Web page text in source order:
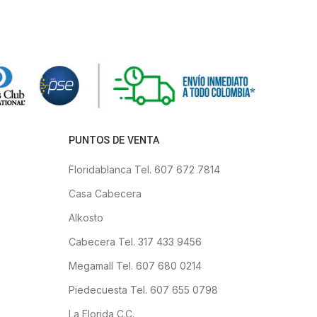
PUNTOS DE VENTA
Floridablanca Tel. 607 672 7814
Casa Cabecera
Alkosto
Cabecera Tel. 317 433 9456
Megamall Tel. 607 680 0214
Piedecuesta Tel. 607 655 0798
La Florida C.C.